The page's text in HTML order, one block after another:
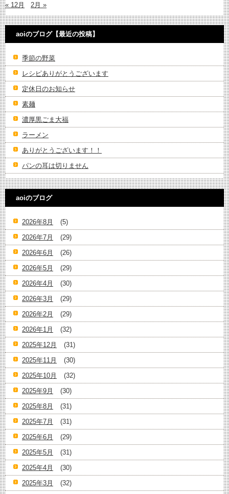
« 12月 2月 »
aoiのブログ【最近の投稿】
季節の野菜
レシピありがとうございます
定休日のお知らせ
素麺
濃厚黒ごま大福
ラーメン
ありがとうございます！！
パンの耳は切りません
aoiのブログ
2026年8月
(5)
2026年7月
(29)
2026年6月
(26)
2026年5月
(29)
2026年4月
(30)
2026年3月
(29)
2026年2月
(29)
2026年1月
(32)
2025年12月
(31)
2025年11月
(30)
2025年10月
(32)
2025年9月
(30)
2025年8月
(31)
2025年7月
(31)
2025年6月
(29)
2025年5月
(31)
2025年4月
(30)
2025年3月
(32)